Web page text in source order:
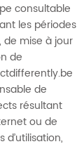
consultable
les périodes
mise à jour
de
de
résultant
ou de